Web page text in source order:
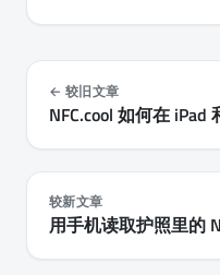
每个文件的权限，以及
较旧文章
NFC.cool 如何在 iPad
较新文章
用手机读取护照里的